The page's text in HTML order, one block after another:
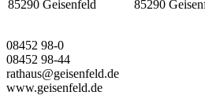
85290 Geisenfeld
85290
08452 98-0
08452 98-44
rathaus@geisenfeld.de
www.geisenfeld.de